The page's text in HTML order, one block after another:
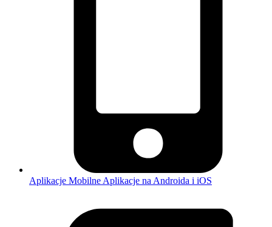
Aplikacje Mobilne Aplikacje na Androida i iOS